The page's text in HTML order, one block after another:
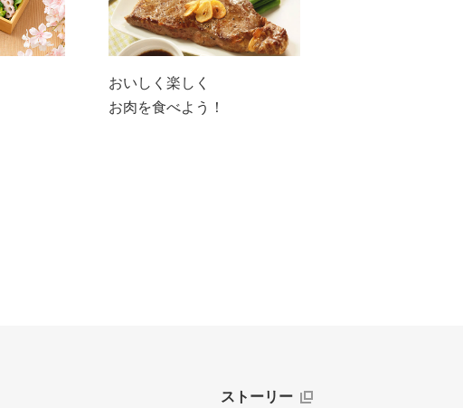
おいしく楽しく
お肉を食べよう！
ストーリー